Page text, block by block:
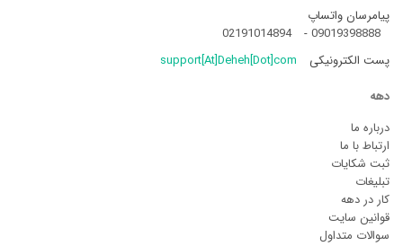
پیامرسان واتساپ
09019398888
-
02191014894
پست الکترونیکی
support[At]Deheh[Dot]com
دهه
درباره ما
ارتباط با ما
ثبت شکایات
تبلیغات
کار در دهه
قوانین سایت
سوالات متداول